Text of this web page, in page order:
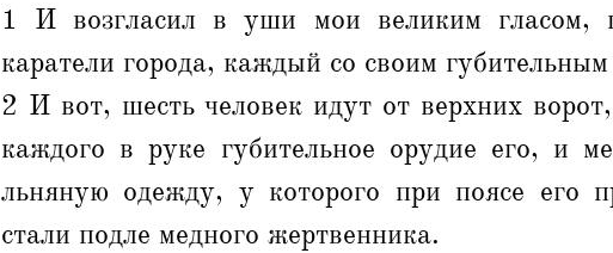
1 И возгласил в уши мои великим гласом,
каратели города, каждый со своим
2 И вот, шесть человек идут от верхних
каждого в руке губительное орудие его, и
льняную одежду, у которого при поясе его
стали подле медного жертвенника.